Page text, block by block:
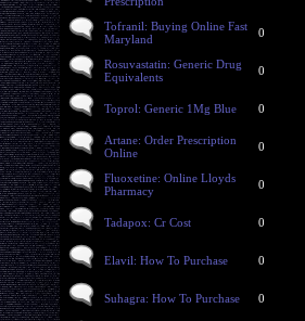
Tofranil: Buying Online Fast
Maryland
0
Rosuvastatin: Generic Drug
Equivalents
0
Toprol: Generic 1Mg Blue 0
Artane: Order Prescription
Online
0
Fluoxetine: Online Lloyds
Pharmacy
0
Tadapox: Cr Cost 0
Elavil: How To Purchase 0
Suhagra: How To Purchase 0